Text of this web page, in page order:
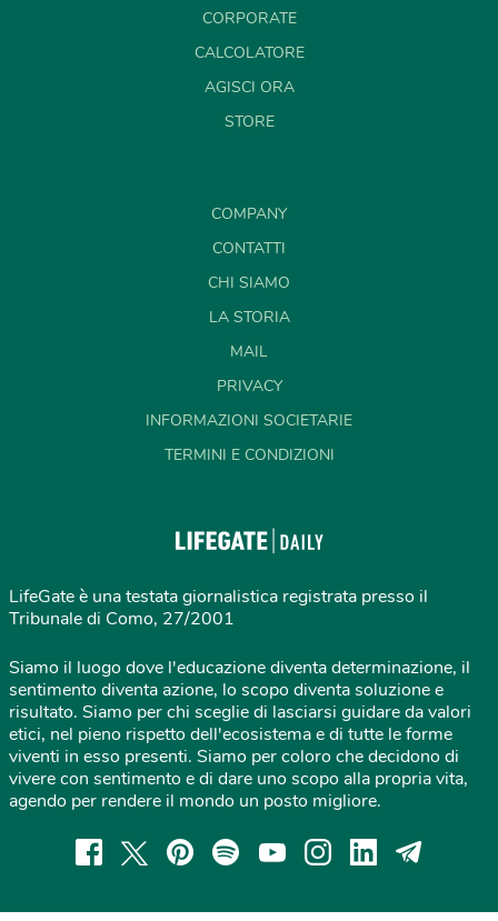
CORPORATE
CALCOLATORE
AGISCI ORA
STORE
COMPANY
CONTATTI
CHI SIAMO
LA STORIA
MAIL
PRIVACY
INFORMAZIONI SOCIETARIE
TERMINI E CONDIZIONI
LifeGate è una testata giornalistica registrata presso il
Tribunale di Como, 27/2001
Siamo il luogo dove l'educazione diventa determinazione, il
sentimento diventa azione, lo scopo diventa soluzione e
risultato. Siamo per chi sceglie di lasciarsi guidare da valori
etici, nel pieno rispetto dell'ecosistema e di tutte le forme
viventi in esso presenti. Siamo per coloro che decidono di
vivere con sentimento e di dare uno scopo alla propria vita,
agendo per rendere il mondo un posto migliore.